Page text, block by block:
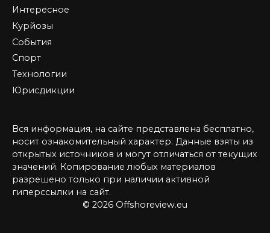
Интересное
Курйозы
События
Спорт
Технологии
Юрисдикции
Вся информация, на сайте представлена бесплатно,
носит ознакомительный характер. Данные взяты из
открытых источников и могут отличаться от текущих
значений. Копирование любых материалов
разрешено только при наличии активной
гиперссылки на сайт.
© 2026 Offshoreview.eu